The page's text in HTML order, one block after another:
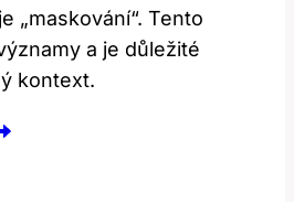
„maskování“. Tento
a je důležité
kontext.